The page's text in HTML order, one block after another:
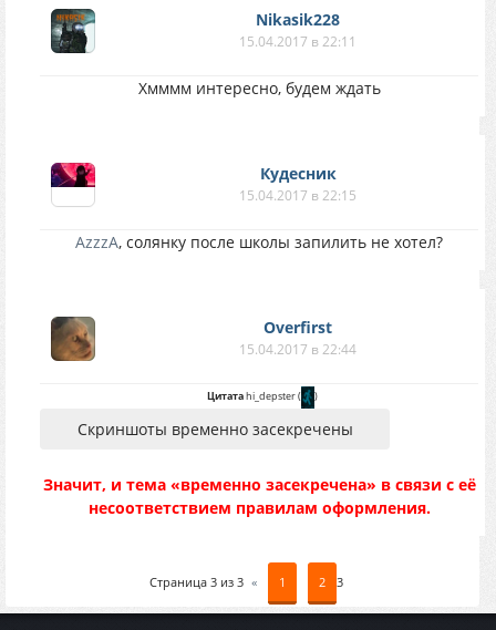
Nikasik228
15.04.2017 в 22:11
Хмммм интересно, будем ждать
Кудесник
15.04.2017 в 22:15
AzzzA, солянку после школы запилить не хотел?
Overfirst
15.04.2017 в 22:44
Цитатаhi_depster( )
Cкриншоты временно засекречены
Значит, и тема «временно засекречена» в связи с её
несоответствием правилам оформления.
Страница 3 из 3 « 1 2 3